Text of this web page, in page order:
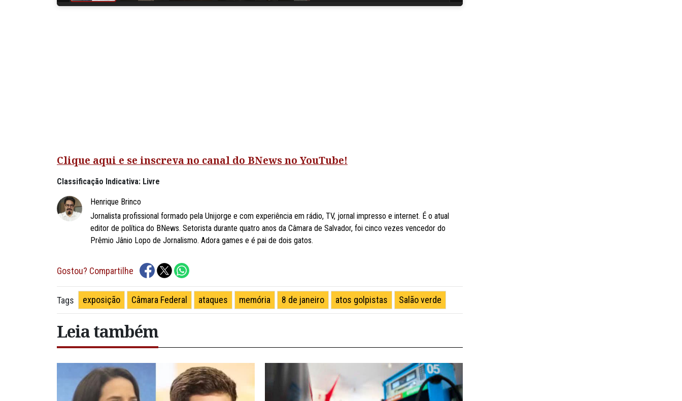
Clique aqui e se inscreva no canal do BNews no YouTube!
Classificação Indicativa: Livre
Henrique Brinco
Jornalista profissional formado pela Unijorge e com experiência em rádio, TV, jornal impresso e internet. É o atual
editor de política do BNews. Setorista durante quatro anos da Câmara de Salvador, foi cinco vezes vencedor do
Prêmio Jânio Lopo de Jornalismo. Adora games e é pai de dois gatos.
Gostou? Compartilhe
Tags exposição Câmara Federal ataques memória 8 de janeiro atos golpistas Salão verde
Leia também